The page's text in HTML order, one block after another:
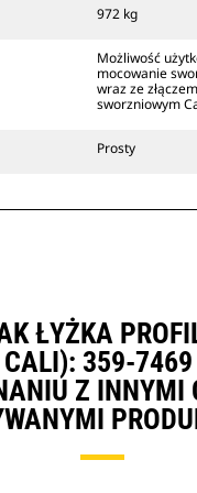
Cat są zgodne z
koparkami kołowymi.
również złącza o
kopania rowów.
systemem złączy
972 kg
Możliwość
mocowanie
wraz ze
sworzniowym
Prosty
ŁYŻKA
359-7469
Z INNYMI